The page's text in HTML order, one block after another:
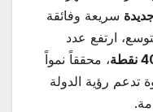
سريعة وفائقة
وبهذا التوسع، ارتفع عدد
نقطة، محققاً نمواً
تدعم رؤية الدولة